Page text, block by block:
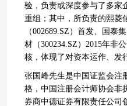
验，负责或深度参与了多家
重组；其中，所负责的熙菱
（002689.SZ）首发、国泰
材（300234.SZ）2015年非
核，体现了对资本运作、发
张国峰先生是中国证监会注
格，中国注册会计师协会非
券商中德证券有限责任公司